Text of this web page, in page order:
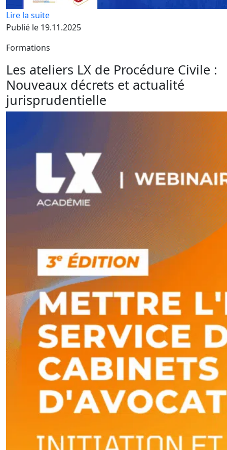
Lire la suite
Publié le 19.11.2025
Formations
Les ateliers LX de Procédure Civile :
Nouveaux décrets et actualité
jurisprudentielle